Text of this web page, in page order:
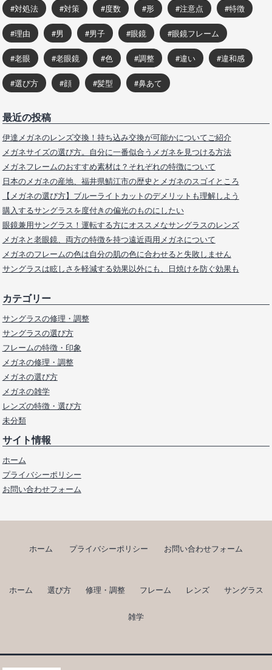
対処法 対策 度数 形 注意点 特徴
理由 男 男子 眼鏡 眼鏡フレーム
老眼 老眼鏡 色 調整 違い 違和感
選び方 顔 髪型 鼻あて
最近の投稿
伊達メガネのレンズ交換！持ち込み交換が可能かについてご紹介
メガネサイズの選び方。自分に一番似合うメガネを見つける方法
メガネフレームのおすすめ素材は？それぞれの特徴について
日本のメガネの産地、福井県鯖江市の歴史とメガネのスゴイところ
【メガネの選び方】ブルーライトカットのデメリットも理解しよう
購入するサングラスを度付きの偏光のものにしたい
眼鏡兼用サングラス！運転する方にオススメなサングラスのレンズ
メガネと老眼鏡、両方の特徴を持つ遠近両用メガネについて
メガネのフレームの色は自分の肌の色に合わせると失敗しません
サングラスは眩しさを軽減する効果以外にも、日焼けを防ぐ効果も
カテゴリー
サングラスの修理・調整
サングラスの選び方
フレームの特徴・印象
メガネの修理・調整
メガネの選び方
メガネの雑学
レンズの特徴・選び方
未分類
サイト情報
ホーム
プライバシーポリシー
お問い合わせフォーム
ホーム プライバシーポリシー お問い合わせフォーム
ホーム 選び方 修理・調整 フレーム レンズ サングラス
雑学